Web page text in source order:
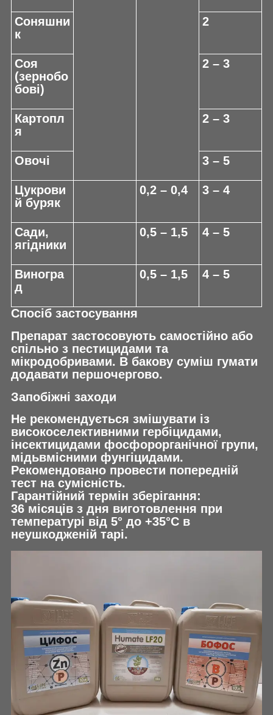
Соняшни
к
2
Соя
(зернобо
бові)
2 – 3
Картопл
я
2 – 3
Овочі 3 – 5
Цукрови
й буряк
0,2 – 0,4 3 – 4
Сади,
ягідники
0,5 – 1,5 4 – 5
Виногра
д
0,5 – 1,5 4 – 5
Спосіб застосування
Препарат застосовують самостійно або
спільно з пестицидами та
мікродобривами. В бакову суміш гумати
додавати першочергово.
Запобіжні заходи
Не рекомендується змішувати із
високоселективними гербіцидами,
інсектицидами фосфорорганічної групи,
мідьвмісними фунгіцидами.
Рекомендовано провести попередній
тест на сумісність.
Гарантійний термін зберігання:
36 місяців з дня виготовлення при
температурі від 5° до +35°С в
неушкодженій тарі.